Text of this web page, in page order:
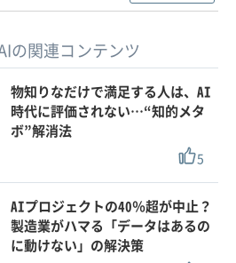
の関連コンテンツ
物知りなだけで満足する人は、AI
時代に評価されない…“知的メタ
ボ”解消法
5
AIプロジェクトの40％超が中止？
製造業がハマる「データはあるの
に動けない」の解決策